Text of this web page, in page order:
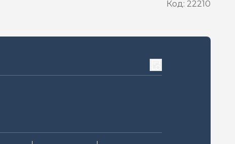
Код: 22210